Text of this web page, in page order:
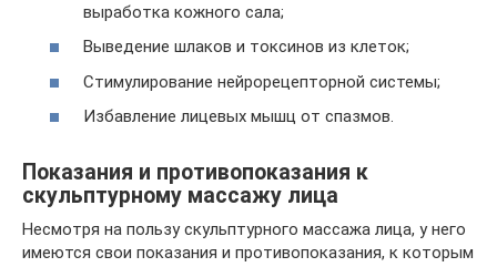
выработка кожного сала;
Выведение шлаков и токсинов из клеток;
Стимулирование нейрорецепторной системы;
Избавление лицевых мышц от спазмов.
Показания и противопоказания к
скульптурному массажу лица
Несмотря на пользу скульптурного массажа лица, у него
имеются свои показания и противопоказания, к которым